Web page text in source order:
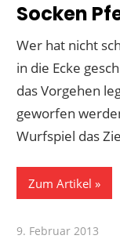
Socken
Wer hat nicht
in die Ecke
das Vorgehen
geworfen
Wurfspiel das
Zum Artikel
9. Februar 2013